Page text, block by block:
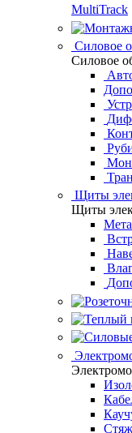
MultiTrack
Силовое
Силовое
Щиты
Щиты